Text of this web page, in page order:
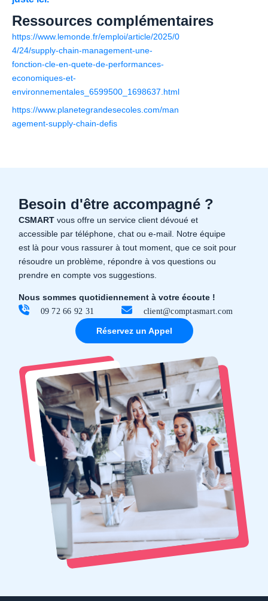
Ressources complémentaires
https://www.lemonde.fr/emploi/article/2025/0
4/24/supply-chain-management-une-
fonction-cle-en-quete-de-performances-
economiques-et-
environnementales_6599500_1698637.html
https://www.planetegrandesecoles.com/man
agement-supply-chain-defis
Besoin d'être accompagné ?
CSMART vous offre un service client dévoué et
accessible par téléphone, chat ou e-mail. Notre équipe
est là pour vous rassurer à tout moment, que ce soit pour
résoudre un problème, répondre à vos questions ou
prendre en compte vos suggestions.
Nous sommes quotidiennement à votre écoute !
09 72 66 92 31 client@comptasmart.com
Réservez un Appel